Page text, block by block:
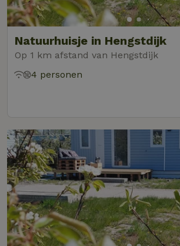
Natuurhuisje in Hengstdijk
Op 1 km afstand van Hengstdijk
4 personen